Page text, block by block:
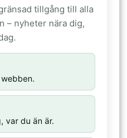
tillgång till alla
– nyheter nära dig,
var du än är.